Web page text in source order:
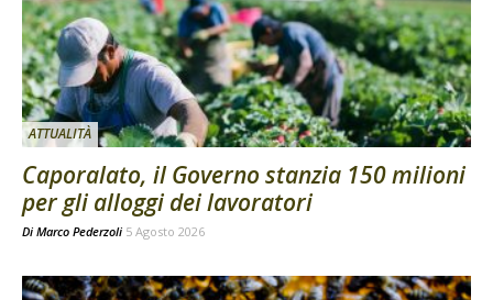
ATTUALITÀ
Caporalato, il Governo stanzia 150 milioni
per gli alloggi dei lavoratori
Di Marco Pederzoli 5 Agosto 2026